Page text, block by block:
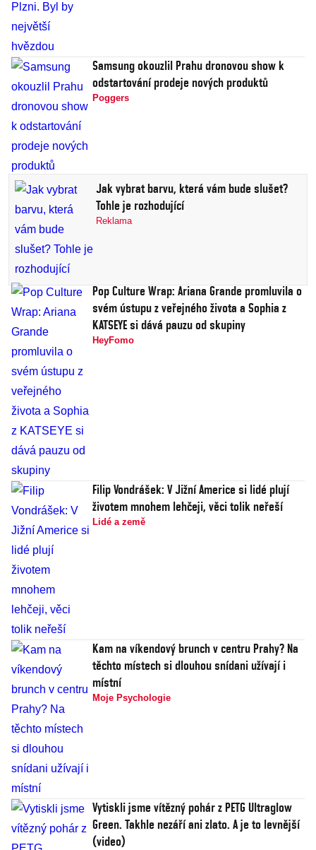
Samsung okouzlil Prahu dronovou show k
odstartování prodeje nových produktů
Poggers
Jak vybrat barvu, která vám bude slušet?
Tohle je rozhodující
Reklama
Pop Culture Wrap: Ariana Grande promluvila o
svém ústupu z veřejného života a Sophia z
KATSEYE si dává pauzu od skupiny
HeyFomo
Filip Vondrášek: V Jižní Americe si lidé plují
životem mnohem lehčeji, věci tolik neřeší
Lidé a země
Kam na víkendový brunch v centru Prahy? Na
těchto místech si dlouhou snídani užívají i
místní
Moje Psychologie
Vytiskli jsme vítězný pohár z PETG Ultraglow
Green. Takhle nezáří ani zlato. A je to levnější
(video)